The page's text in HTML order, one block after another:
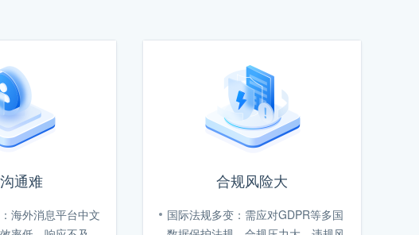
通难
海外消息平台中文
合规风险大
国际法规多变：需应对GDPR等多国